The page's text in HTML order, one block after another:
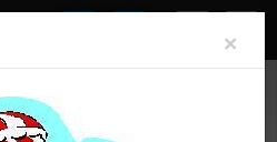
×